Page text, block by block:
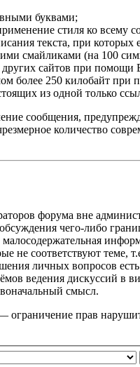
буквами;
стиля ко всему
текста, при
смайликами (на 100
других сайтов при помощи
более 250 килобайт
из одной только
сообщения,
количество
форума вне
чего-либо
не соответствуют теме,
личных вопросов
ведения дискуссий в
смысл.
ограничение прав